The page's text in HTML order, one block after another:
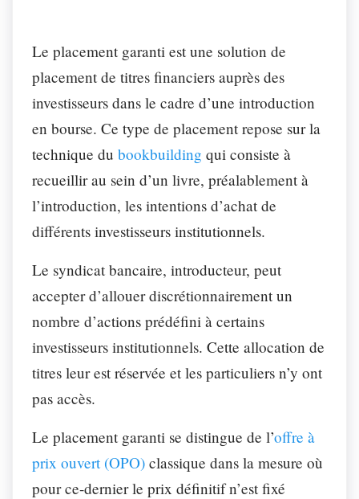
Le placement garanti est une solution de
placement de titres financiers auprès des
investisseurs dans le cadre d’une introduction
en bourse. Ce type de placement repose sur la
technique du bookbuilding qui consiste à
recueillir au sein d’un livre, préalablement à
l’introduction, les intentions d’achat de
différents investisseurs institutionnels.
Le syndicat bancaire, introducteur, peut
accepter d’allouer discrétionnairement un
nombre d’actions prédéfini à certains
investisseurs institutionnels. Cette allocation de
titres leur est réservée et les particuliers n’y ont
pas accès.
Le placement garanti se distingue de l’offre à
prix ouvert (OPO) classique dans la mesure où
pour ce-dernier le prix définitif n’est fixé